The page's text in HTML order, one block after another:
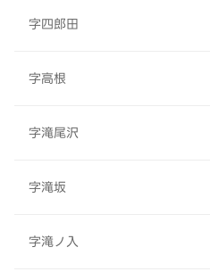
字四郎田
字高根
字滝尾沢
字滝坂
字滝ノ入